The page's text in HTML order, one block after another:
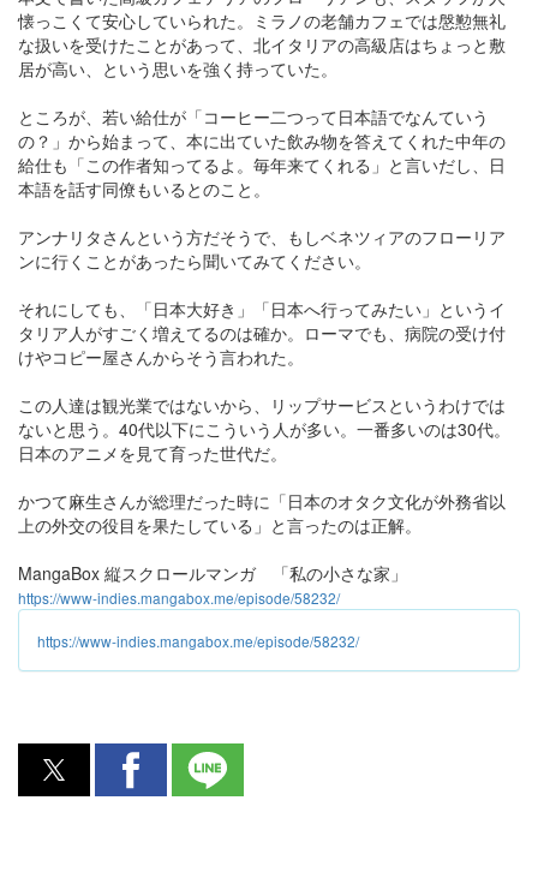
懐っこくて安心していられた。ミラノの老舗カフェでは慇懃無礼
な扱いを受けたことがあって、北イタリアの高級店はちょっと敷
居が高い、という思いを強く持っていた。
ところが、若い給仕が「コーヒー二つって日本語でなんていう
の？」から始まって、本に出ていた飲み物を答えてくれた中年の
給仕も「この作者知ってるよ。毎年来てくれる」と言いだし、日
本語を話す同僚もいるとのこと。
アンナリタさんという方だそうで、もしベネツィアのフローリア
ンに行くことがあったら聞いてみてください。
それにしても、「日本大好き」「日本へ行ってみたい」というイ
タリア人がすごく増えてるのは確か。ローマでも、病院の受け付
けやコピー屋さんからそう言われた。
この人達は観光業ではないから、リップサービスというわけでは
ないと思う。40代以下にこういう人が多い。一番多いのは30代。
日本のアニメを見て育った世代だ。
かつて麻生さんが総理だった時に「日本のオタク文化が外務省以
上の外交の役目を果たしている」と言ったのは正解。
MangaBox 縦スクロールマンガ 「私の小さな家」
https://www-indies.mangabox.me/episode/58232/
https://www-indies.mangabox.me/episode/58232/